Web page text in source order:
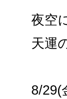
夜空
天運
8/29(